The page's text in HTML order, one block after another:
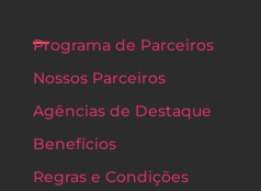
Programa de Parceiros
Nossos Parceiros
Agências de Destaque
Benefícios
Regras e Condições